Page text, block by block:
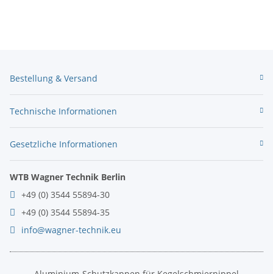
Bestellung & Versand
Technische Informationen
Gesetzliche Informationen
WTB Wagner Technik Berlin
+49 (0) 3544 55894-30
+49 (0) 3544 55894-35
info@wagner-technik.eu